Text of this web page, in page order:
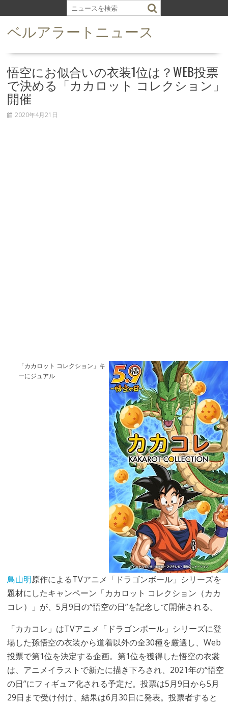
k
ベルアラートニュース
悟空にお似合いの衣装1位は？WEB投票
で決める「カカロット コレクション」
開催
2020年4月21日
「カカロット コレクション」キ
ーにジュアル
鳥山明原作によるTVアニメ「ドラゴンボール」シリーズを
題材にしたキャンペーン「カカロット コレクション（カカ
コレ）」が、5月9日の“悟空の日”を記念して開催される。
「カカコレ」はTVアニメ「ドラゴンボール」シリーズに登
場した孫悟空の衣装から道着以外の全30種を厳選し、Web
投票で第1位を決定する企画。第1位を獲得した悟空の衣裳
は、アニメイラストで新たに描き下ろされ、2021年の“悟空
の日”にフィギュア化される予定だ。投票は5月9日から5月
29日まで受け付け、結果は6月30日に発表。投票者すると